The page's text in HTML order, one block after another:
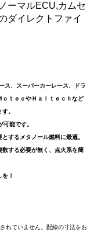
ーマルECU,カムセ
ダイレクトファイ
ス、スーパーカーレース、ドラ
ｔｅｃやＨａｌｔｅｃｈなど
。
能です。
するメタノール燃料に最適。
する必要が無く、点火系を簡
！
れていません。配線の寸法をお